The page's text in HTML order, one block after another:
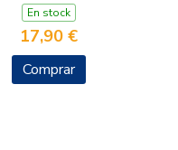
En stock
17,90 €
Comprar